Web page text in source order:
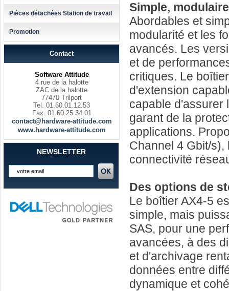
Pièces détachées Station de travail
Promotion
Contact
Software Attitude
4 rue de la halotte
ZAC de la halotte
77470 Trilport
Tel. 01.60.01.12.53
Fax. 01.60.25.34.01
contact@hardware-attitude.com
www.hardware-attitude.com
NEWSLETTER
Simple,
Abordables et
modularité et les
avancés. Les
et de
critiques. Le
d'extension
capable d'assurer
garant de la
applications.
Channel 4 Gbit/
connectivité
Des options de
Le boîtier AX4-5
simple, mais
SAS, pour une
avancées, à des
et d'archivage
données entre
dynamique et